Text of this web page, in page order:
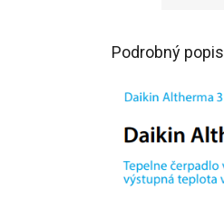
Podrobný popis